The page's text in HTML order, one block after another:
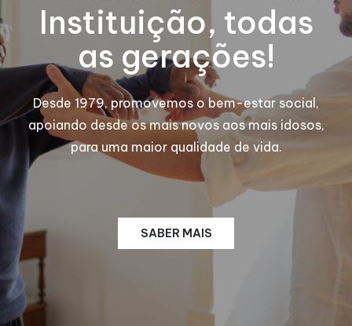
Instituição, todas
as gerações!
Desde 1979, promovemos o bem-estar social,
apoiando desde os mais novos aos mais idosos,
para uma maior qualidade de vida.
SABER MAIS